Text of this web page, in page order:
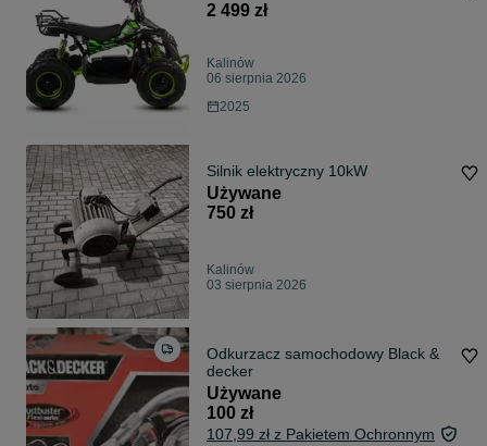
2 499 zł
Kalinów
06 sierpnia 2026
2025
Silnik elektryczny 10kW
Używane
750 zł
Kalinów
03 sierpnia 2026
Odkurzacz samochodowy Black &
decker
Używane
100 zł
107,99 zł z Pakietem Ochronnym